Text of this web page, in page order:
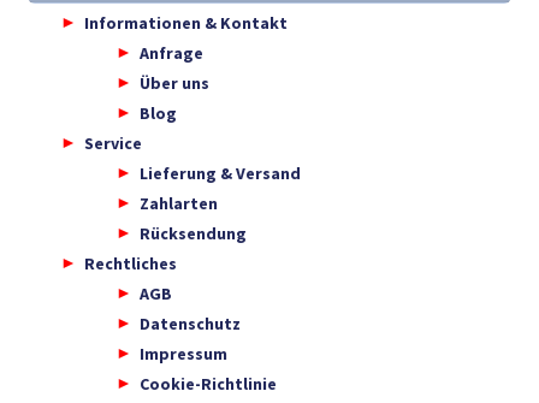
Informationen & Kontakt
Anfrage
Über uns
Blog
Service
Lieferung & Versand
Zahlarten
Rücksendung
Rechtliches
AGB
Datenschutz
Impressum
Cookie-Richtlinie